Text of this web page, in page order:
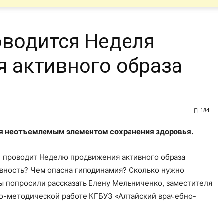
Неделя
образа
184
неотъемлемым элементом сохранения здоровья.
Неделю продвижения активного образа
Чем опасна гиподинамия? Сколько нужно
попросили рассказать Елену Мельниченко, заместителя
методической работе КГБУЗ «Алтайский врачебно-